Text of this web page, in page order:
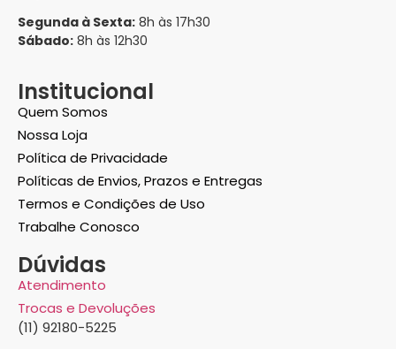
Segunda à Sexta: 8h às 17h30
Sábado: 8h às 12h30
Institucional
Quem Somos
Nossa Loja
Política de Privacidade
Políticas de Envios, Prazos e Entregas
Termos e Condições de Uso
Trabalhe Conosco
Dúvidas
Atendimento
Trocas e Devoluções
(11) 92180-5225